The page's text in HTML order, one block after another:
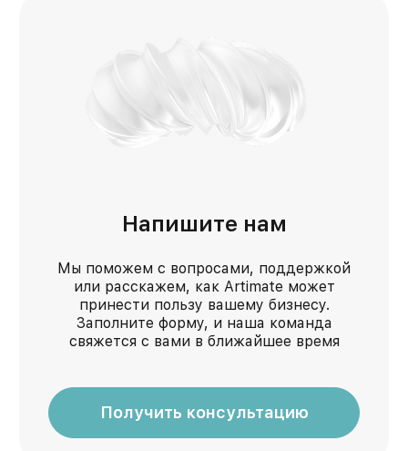
Напишите нам
Мы поможем с вопросами, поддержкой
или расскажем, как Artimate может
принести пользу вашему бизнесу.
Заполните форму, и наша команда
свяжется с вами в ближайшее время
Получить консультацию